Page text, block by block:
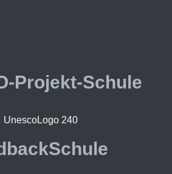
Projekt-Schule